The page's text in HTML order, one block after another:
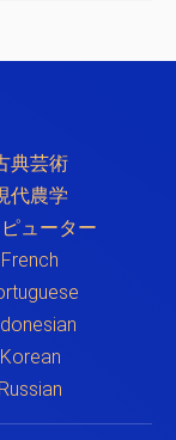
典芸術
代農学
ューター
French
Korean
Russian